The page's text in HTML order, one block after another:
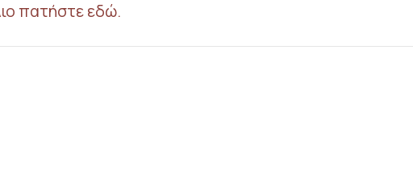
πατήστε εδώ.